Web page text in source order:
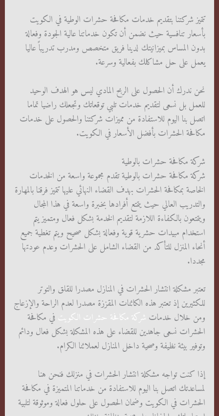
تتميز شركتنا بتقديم خدمات مكافحة حشرات الوطية في الكويت
بأسعار تنافسية حيث نضمن أن تكون خدماتنا عالية الجودة وفعالة
بدون المساس بميزانيتك لدينا فريق متخصص ومدرب تدريباً عاليا
يعمل على حل مشاكلك بفعالية وسرعة.
نحن ندرك أن الحصول على الربح المادي ليس هو الهدف الوحيد
للعمل بل نسعى لتقديم خدمات تلبي توقعاتك وتجعلك راضيا تماما
اتصل بنا اليوم للاستفادة من مميزات شركتنا والحصول على خدمات
مكافحة الحشرات بأفضل الأسعار في الكويت.
شركة مكافحة حشرات بالوطية
شركة مكافحة حشرات بالوطية تقدم مجموعة واسعة من الخدمات
الخاصة بمكافحة الحشرات بهدف القضاء النهائي عليها تتميز فرقنا بالمهارة
والتدريب العالي حيث يتمتع أفرادها بخبرة واسعة في هذا المجال
ويتمتعون بالكفاءة اللازمة لتقديم الخدمة بشكل فعال ومتميز يتم
استخدام مبيدات حشرية قوية وفعالة بشكل صحيح ويتم تغطية جميع
أنحاء المنزل للتأكد من القضاء الشامل على الحشرات وعدم عودتها
مجددا.
تعتبر مشكلة انتشار الحشرات في المنازل مصدرا للقلق والتوتر
للكثيرين إذ تعتبر هذه الكائنات المقززة مصدرا لعدم الراحة والإزعاج
ومن خلال خدمات شركة مكافحة حشرات الكويت في مكافحة
الحشرات نسعى جاهدين للقضاء على هذه المشكلة بشكل فعال ودائم
وتوفير بيئة نظيفة وصحية داخل المنازل لعملائنا الكرام.
إذا كنت تواجه مشكلة انتشار الحشرات في منزلك فنحن هنا
لمساعدتك اتصل بنا اليوم للاستفادة من خدماتنا المتميزة في مكافحة
الحشرات في الكويت وضمان الحصول على حلول فعالة وموثوقة لتلبية